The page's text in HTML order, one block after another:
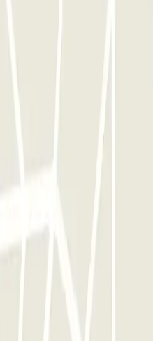
dell'intera rete di
e uscire dal
Estacionamento da
Opinioni